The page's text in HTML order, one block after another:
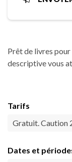
Prêt de livres
descriptive vous
Tarifs
Gratuit. Caution
Dates et